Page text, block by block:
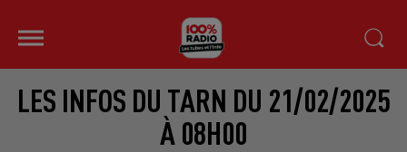
LES INFOS DU TARN DU 21/02/2025
À 08H00